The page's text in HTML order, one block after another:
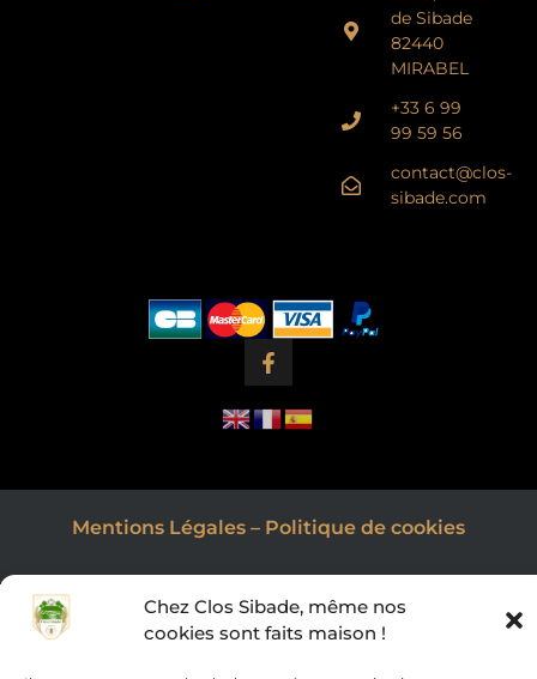
Chez Clos Sibade, même nos
cookies sont faits maison !
de Sibade
82440
MIRABEL
+33 6 99
99 59 56
contact@clos-
sibade.com
Mentions Légales – Politique de cookies